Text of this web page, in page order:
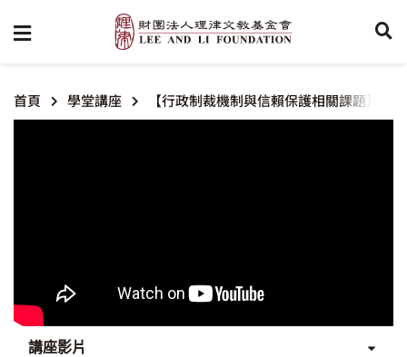
首頁 學堂講座 【行政制裁機制與信賴保護相關課題】第
講座影片